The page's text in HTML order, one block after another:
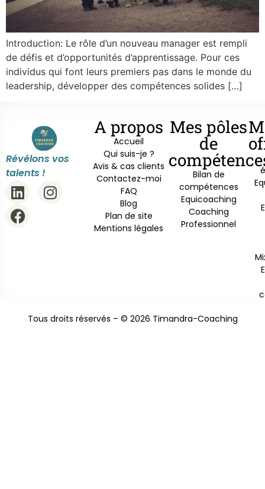
Introduction: Le rôle d’un nouveau manager est rempli
de défis et d’opportunités d’apprentissage. Pour ces
individus qui font leurs premiers pas dans le monde du
leadership, développer des compétences solides […]
Révélons vos
talents !
A propos
Accueil
Qui suis-je ?
Avis & cas clients
Contactez-moi
FAQ
Blog
Plan de site
Mentions légales
Mes pôles
de
Bilan de
compétences
Equicoaching
Coaching
Professionnel
Tous droits réservés – © 2026 Timandra-Coaching